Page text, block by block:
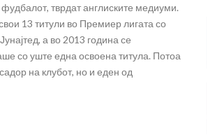
тврдат англиските медиуми.
13 титули во Премиер лигата со
а во 2013 година се
со уште една освоена титула. Потоа
на клубот, но и еден од